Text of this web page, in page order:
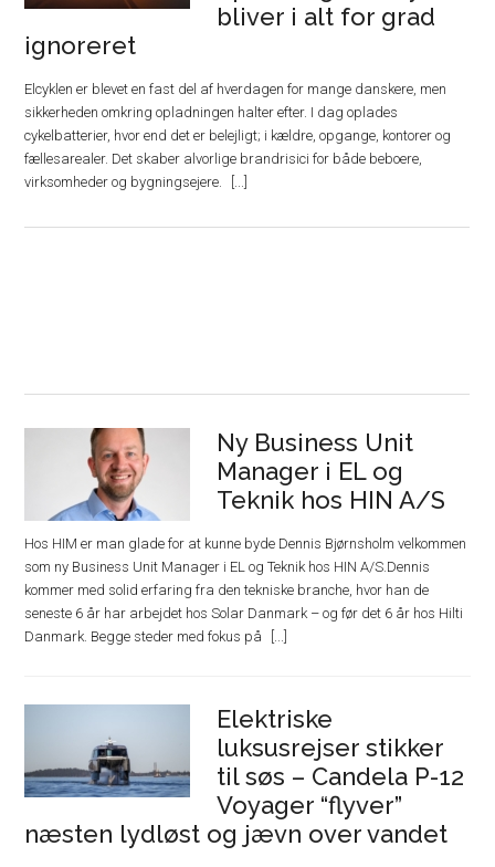
bliver i alt for grad
ignoreret
Elcyklen er blevet en fast del af hverdagen for mange danskere, men
sikkerheden omkring opladningen halter efter. I dag oplades
cykelbatterier, hvor end det er belejligt; i kældre, opgange, kontorer og
fællesarealer. Det skaber alvorlige brandrisici for både beboere,
virksomheder og bygningsejere.
Ny Business Unit
Manager i EL og
Teknik hos HIN A/S
Hos HIM er man glade for at kunne byde Dennis Bjørnsholm velkommen
som ny Business Unit Manager i EL og Teknik hos HIN A/S.Dennis
kommer med solid erfaring fra den tekniske branche, hvor han de
seneste 6 år har arbejdet hos Solar Danmark – og før det 6 år hos Hilti
Danmark. Begge steder med fokus på
Elektriske
luksusrejser stikker
til søs – Candela P-12
Voyager “flyver”
næsten lydløst og jævn over vandet